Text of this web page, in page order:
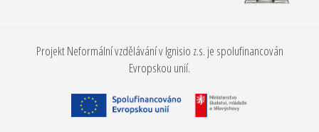
Projekt Neformální vzdělávání v Ignisio z.s. je spolufinancován
Evropskou unií.